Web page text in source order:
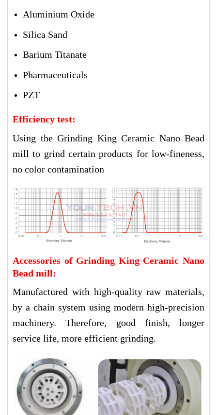
Aluminium Oxide
Silica Sand
Barium Titanate
Pharmaceuticals
PZT
Efficiency test:
Using the Grinding King Ceramic Nano Bead
mill to grind certain products for low-fineness,
no color contamination
Accessories of Grinding King Ceramic Nano
Bead mill:
Manufactured with high-quality raw materials,
by a chain system using modern high-precision
machinery. Therefore, good finish, longer
service life, more efficient grinding.